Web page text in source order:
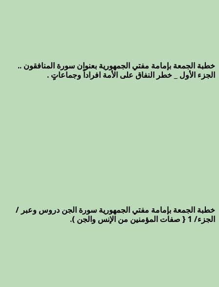
خطبة الجمعة بإمامة مفتي الجمهورية بعنوان سورة المنافقون ..
الجزء الأول _ خطر النفاق على الأمة افراداً وجماعاتٍ .
خطبة الجمعة بإمامة مفتي الجمهورية سورة الجن دروس وعبر /
الجزء/ 1 { صفات المؤمنين من الإنس والجن ).